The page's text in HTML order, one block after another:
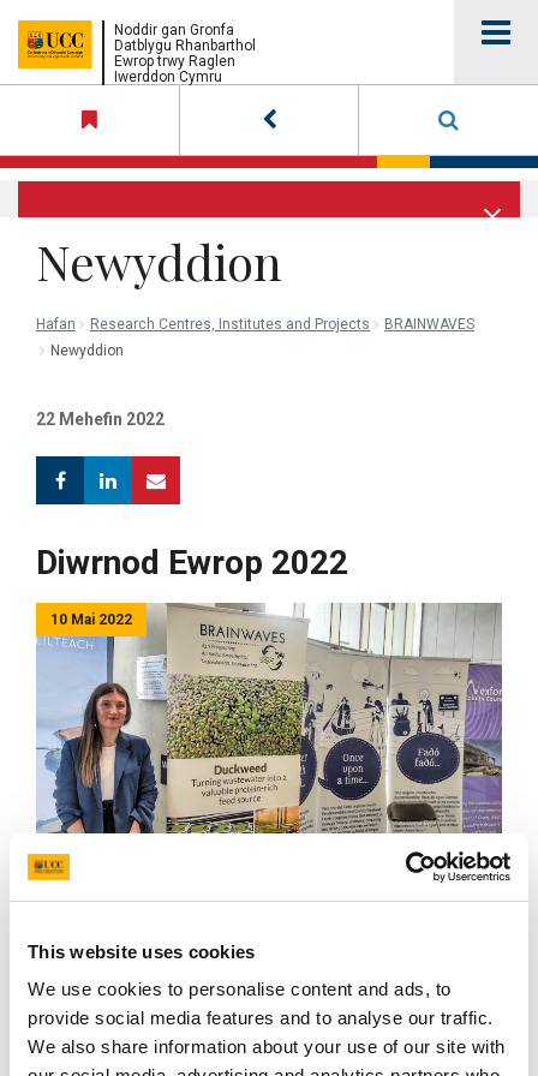
This website uses cookies
We use cookies to personalise content and ads, to
provide social media features and to analyse our traffic.
We also share information about your use of our site with
UCC
University
College
Cork
Noddir gan Gronfa
Datblygu Rhanbarthol
Ewrop trwy Raglen
Iwerddon Cymru
Newyddion
Hafan Research Centres, Institutes and Projects
BRAINWAVES
Newyddion
22 Mehefin 2022
FacebookLinkedin
Diwrnod Ewrop 2022
10 Mai 2022
Rheolwr Prosiect Brainwaves Anna Power yn
Swydd Wexford.
I nodiDiwrnod Ewrop2022, ymunodd Brainwaves ag
arddangosfa gyhoeddus o brosiectau sy’n cael eu
hariannu gan yr UE a gynhaliwyd yn swyddfeydd Cyngor